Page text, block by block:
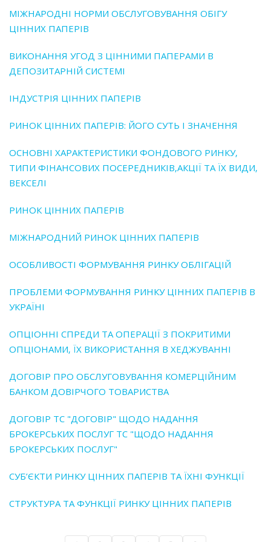
МІЖНАРОДНІ НОРМИ ОБСЛУГОВУВАННЯ ОБІГУ
ЦІННИХ ПАПЕРІВ
ВИКОНАННЯ УГОД З ЦІННИМИ ПАПЕРАМИ В
ДЕПОЗИТАРНІЙ СИСТЕМІ
ІНДУСТРІЯ ЦІННИХ ПАПЕРІВ
РИНОК ЦІННИХ ПАПЕРІВ: ЙОГО СУТЬ І ЗНАЧЕННЯ
ОСНОВНІ ХАРАКТЕРИСТИКИ ФОНДОВОГО РИНКУ‚
ТИПИ ФІНАНСОВИХ ПОСЕРЕДНИКІВ‚АКЦІЇ ТА ЇХ ВИДИ‚
ВЕКСЕЛІ
РИНОК ЦІННИХ ПАПЕРІВ
МІЖНАРОДНИЙ РИНОК ЦІННИХ ПАПЕРІВ
ОСОБЛИВОСТІ ФОРМУВАННЯ РИНКУ ОБЛІГАЦІЙ
ПРОБЛЕМИ ФОРМУВАННЯ РИНКУ ЦІННИХ ПАПЕРІВ В
УКРАЇНІ
ОПЦІОННІ СПРЕДИ ТА ОПЕРАЦІЇ З ПОКРИТИМИ
ОПЦІОНАМИ‚ ЇХ ВИКОРИСТАННЯ В ХЕДЖУВАННІ
ДОГОВІР ПРО ОБСЛУГОВУВАННЯ КОМЕРЦІЙНИМ
БАНКОМ ДОВІРЧОГО ТОВАРИСТВА
ДОГОВІР TC "ДОГОВІР" ЩОДО НАДАННЯ
БРОКЕРСЬКИХ ПОСЛУГ TC "ЩОДО НАДАННЯ
БРОКЕРСЬКИХ ПОСЛУГ"
СУБ’ЄКТИ РИНКУ ЦІННИХ ПАПЕРІВ ТА ЇХНІ ФУНКЦІЇ
СТРУКТУРА ТА ФУНКЦІЇ РИНКУ ЦІННИХ ПАПЕРІВ